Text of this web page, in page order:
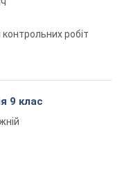
контрольних робіт
9 клас